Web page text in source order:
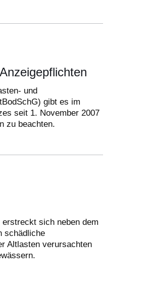
und
gibt es im
seit 1. November 2007
zu beachten.
sich neben dem
schädliche
Altlasten verursachten